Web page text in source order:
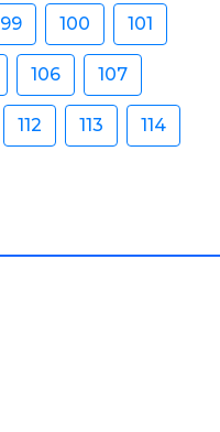
99 100 101
106 107
112 113 114